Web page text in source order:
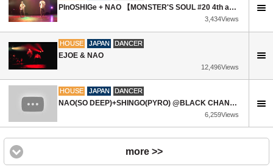
PInOSHIGe + NAO 【MONSTER'S SOUL #20 4th anniversary】
3,434Views
HOUSE JAPAN DANCER
EJOE & NAO
12,496Views
HOUSE JAPAN DANCER
NAO(SO DEEP)+SHINGO(PYRO) @BLACK CHANNEL VOL.2
6,259Views
more >>